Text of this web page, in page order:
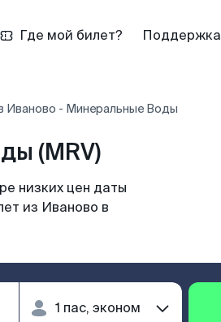
Где мой билет? Поддержка
Иваново - Минеральные Воды
(MRV)
низких цен даты
из Иваново в